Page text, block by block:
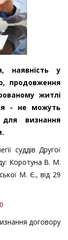
наявність у
продовження
житлі
- не можуть
визнання
суддів Другої
Коротуна В. М.
М. Є., від 29
договору